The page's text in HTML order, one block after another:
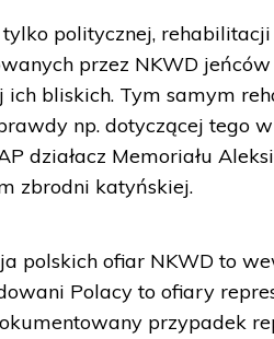
politycznej,
przez NKWD
ich bliskich. Tym samym
np. dotyczącej tego
działacz Memoriału
zbrodni katyńskiej.
polskich ofiar NKWD to
Polacy to ofiary
przypadek